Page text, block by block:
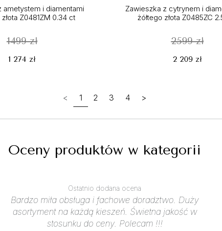
ametystem i diamentami
złota Z0481ZM 0.34 ct
1499 zł
1 274 zł
Zawieszka z cytrynem i
żółtego złota Z0485ZC
2599 zł
2 209 zł
< 1 2 3 4 >
Oceny produktów w kategorii
Ostatnio dodana ocena
Bardzo miła obsługa i fachowe doradztwo. Duży
asortyment na każdą kieszeń. Świetna jakość w
stosunku do ceny. Polecam !!!